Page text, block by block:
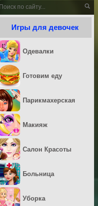
Игры для девочек
Одевалки
Готовим еду
Парикмахерская
Макияж
Салон Красоты
Больница
Уборка